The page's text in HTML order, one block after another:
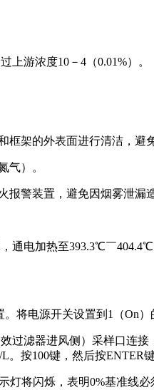
游浓度10－4（0.01%）。
框架的外表面进行清洁，避
气）。
报警装置，避免因烟雾泄漏
通电加热至393.3℃￣
将电源开关设置到1（On）
过滤器进风侧）采样口连
按100键，然后按ENTER键
灯将闪烁，表明0%基准线